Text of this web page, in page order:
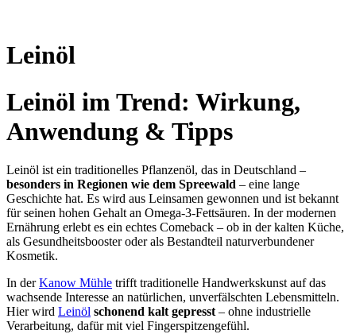
Leinöl
Leinöl im Trend: Wirkung,
Anwendung & Tipps
Leinöl ist ein traditionelles Pflanzenöl, das in Deutschland –
besonders in Regionen wie dem Spreewald – eine lange
Geschichte hat. Es wird aus Leinsamen gewonnen und ist bekannt
für seinen hohen Gehalt an Omega-3-Fettsäuren. In der modernen
Ernährung erlebt es ein echtes Comeback – ob in der kalten Küche,
als Gesundheitsbooster oder als Bestandteil naturverbundener
Kosmetik.
In derKanow Mühle trifft traditionelle Handwerkskunst auf das
wachsende Interesse an natürlichen, unverfälschten Lebensmitteln.
Hier wird Leinöl schonend kalt gepresst – ohne industrielle
Verarbeitung, dafür mit viel Fingerspitzengefühl.